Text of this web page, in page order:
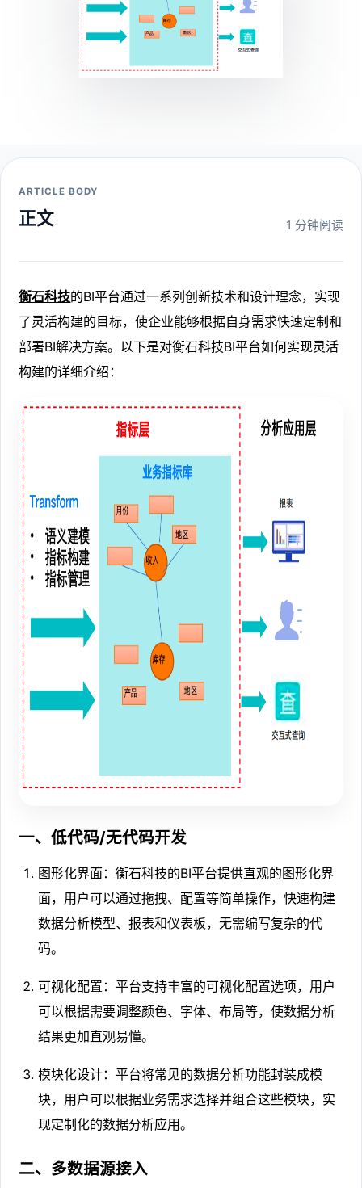
ARTICLE BODY
正文 1 分钟阅读
衡石科技的BI平台通过一系列创新技术和设计理念，实现
了灵活构建的目标，使企业能够根据自身需求快速定制和
部署BI解决方案。以下是对衡石科技BI平台如何实现灵活
构建的详细介绍：
一、低代码/无代码开发
图形化界面：衡石科技的BI平台提供直观的图形化界
面，用户可以通过拖拽、配置等简单操作，快速构建
数据分析模型、报表和仪表板，无需编写复杂的代
码。
可视化配置：平台支持丰富的可视化配置选项，用户
可以根据需要调整颜色、字体、布局等，使数据分析
结果更加直观易懂。
模块化设计：平台将常见的数据分析功能封装成模
块，用户可以根据业务需求选择并组合这些模块，实
现定制化的数据分析应用。
二、多数据源接入